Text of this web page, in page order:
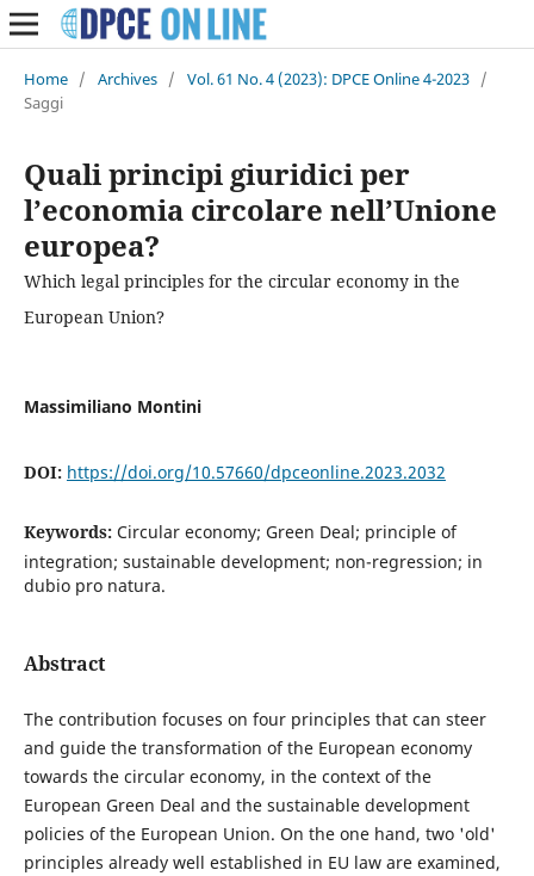
Home / Archives / Vol. 61 No. 4 (2023): DPCE Online 4-2023 /
Saggi
Quali principi giuridici per
l’economia circolare nell’Unione
europea?
Which legal principles for the circular economy in the
European Union?
Massimiliano Montini
DOI: https://doi.org/10.57660/dpceonline.2023.2032
Keywords: Circular economy; Green Deal; principle of
integration; sustainable development; non-regression; in
dubio pro natura.
Abstract
The contribution focuses on four principles that can steer
and guide the transformation of the European economy
towards the circular economy, in the context of the
European Green Deal and the sustainable development
policies of the European Union. On the one hand, two 'old'
principles already well established in EU law are examined,